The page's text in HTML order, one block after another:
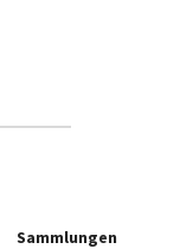
Sammlungen